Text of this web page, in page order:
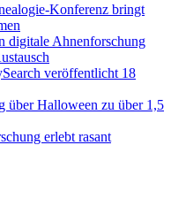
Konferenz bringt
digitale Ahnenforschung
veröffentlicht 18
über Halloween zu über 1,5
erlebt rasant